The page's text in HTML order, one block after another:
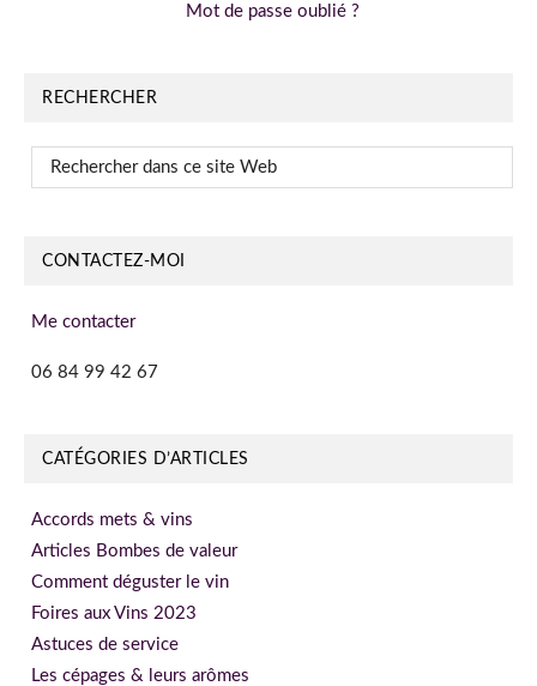
Mot de passe oublié ?
RECHERCHER
Rechercher
dans
Web
CONTACTEZ-MOI
Me contacter
06 84 99 42 67
CATÉGORIES D’ARTICLES
Accords mets & vins
Articles Bombes de valeur
Comment déguster le vin
Foires aux Vins 2023
Astuces de service
Les cépages & leurs arômes